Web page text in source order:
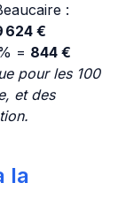
:
624 €
= 844 €
pour les 100
et des
la